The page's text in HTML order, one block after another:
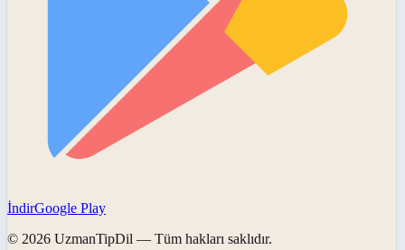
İndirGoogle Play
© 2026 UzmanTipDil — Tüm hakları saklıdır.